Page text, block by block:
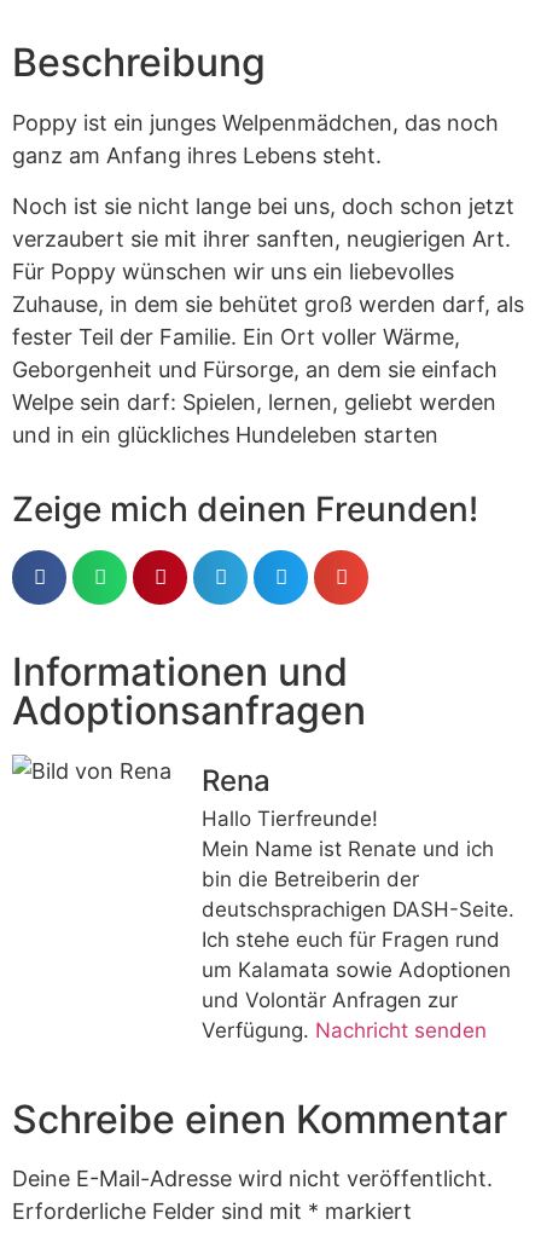
Beschreibung
Poppy ist ein junges Welpenmädchen, das noch
ganz am Anfang ihres Lebens steht.
Noch ist sie nicht lange bei uns, doch schon jetzt
verzaubert sie mit ihrer sanften, neugierigen Art.
Für Poppy wünschen wir uns ein liebevolles
Zuhause, in dem sie behütet groß werden darf, als
fester Teil der Familie. Ein Ort voller Wärme,
Geborgenheit und Fürsorge, an dem sie einfach
Welpe sein darf: Spielen, lernen, geliebt werden
und in ein glückliches Hundeleben starten
Zeige mich deinen Freunden!
Informationen und
Adoptionsanfragen
Rena
Hallo Tierfreunde!
Mein Name ist Renate und ich
bin die Betreiberin der
deutschsprachigen DASH-Seite.
Ich stehe euch für Fragen rund
um Kalamata sowie Adoptionen
und Volontär Anfragen zur
Verfügung. Nachricht senden
Schreibe einen Kommentar
Deine E-Mail-Adresse wird nicht veröffentlicht.
Erforderliche Felder sind mit * markiert